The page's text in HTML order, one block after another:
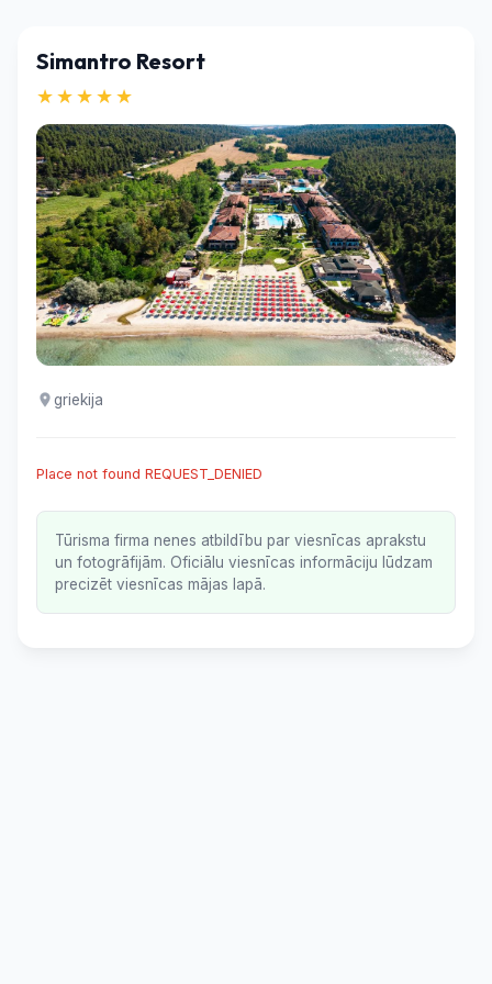
Simantro Resort
★★★★★
griekija
Place not found REQUEST_DENIED
Tūrisma firma nenes atbildību par viesnīcas aprakstu
un fotogrāfijām. Oficiālu viesnīcas informāciju lūdzam
precizēt viesnīcas mājas lapā.